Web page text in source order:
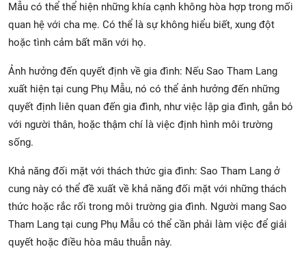
Mẫu có thể thể hiện những khía cạnh không hòa hợp trong mối
quan hệ với cha mẹ. Có thể là sự không hiểu biết, xung đột
hoặc tình cảm bất mãn với họ.
Ảnh hưởng đến quyết định về gia đình: Nếu Sao Tham Lang
xuất hiện tại cung Phụ Mẫu, nó có thể ảnh hưởng đến những
quyết định liên quan đến gia đình, như việc lập gia đình, gắn bó
với người thân, hoặc thậm chí là việc định hình môi trường
sống.
Khả năng đối mặt với thách thức gia đình: Sao Tham Lang ở
cung này có thể đề xuất về khả năng đối mặt với những thách
thức hoặc rắc rối trong môi trường gia đình. Người mang Sao
Tham Lang tại cung Phụ Mẫu có thể cần phải làm việc để giải
quyết hoặc điều hòa mâu thuẫn này.